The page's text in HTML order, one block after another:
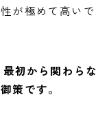
が極めて高いで
初から関わらな
策です。